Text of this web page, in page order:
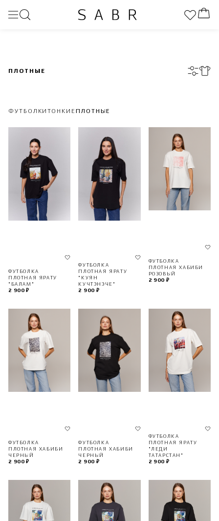
ФУТБОЛКИТОНКИЕ ПЛОТНЫЕ
ПЛОТНЫЕ
ФУТБОЛКА
ПЛОТНАЯ ЯРАТУ
"БАЛАМ"
2 900 ₽
ФУТБОЛКА
ПЛОТНАЯ ЯРАТУ
"КУЯН
КУЧТЭНЭЧЕ"
2 900 ₽
ФУТБОЛКА
ПЛОТНАЯ ХАБИБИ
РОЗОВЫЙ
2 900 ₽
ФУТБОЛКА
ПЛОТНАЯ ХАБИБИ
ЧЕРНЫЙ
2 900 ₽
ФУТБОЛКА
ПЛОТНАЯ ХАБИБИ
ЧЕРНЫЙ
2 900 ₽
ФУТБОЛКА
ПЛОТНАЯ ЯРАТУ
"ЛЕДИ
ТАТАРСТАН"
2 900 ₽